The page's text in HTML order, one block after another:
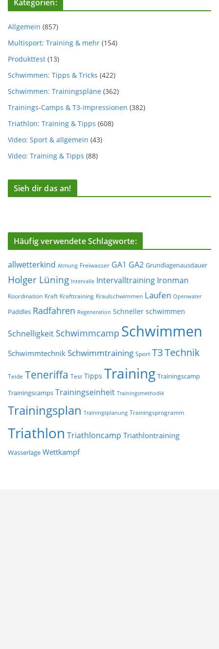
Kategorien:
Allgemein (857)
Multisport: Training & mehr (154)
Produkttest (13)
Schwimmen: Tipps & Tricks (422)
Schwimmen: Trainingspläne (362)
Trainings-Camps & T3-Impressionen (382)
Triathlon: Training & Tipps (608)
Video: Sport & allgemein (43)
Video: Training & Tipps (88)
Sieh dir das an!
Häufig verwendete Schlagworte:
allwetterkind Atmung Freiwasser GA1 GA2 Grundlagenausdauer
Holger Lüning Intervalle Intervalltraining Ironman
Koordination Kraft Krafttraining Kraulschwimmen Laufen Openwater
Paddles Radfahren Regeneration Schneller schwimmen
Schnelligkeit Schwimmcamp Schwimmen
Schwimmtechnik Schwimmtraining Sport T3Technik
Teide Teneriffa Test Tipps Training Trainingscamp
Trainingscamps Trainingseinheit Trainingsmethodik
Trainingsplan Trainingsplanung Trainingsprogramm
Triathlon Triathloncamp Triathlontraining
Wasserlage Wettkampf